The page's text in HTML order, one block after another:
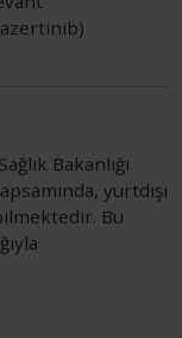
Bakanlığı
yurtdışı
Bu